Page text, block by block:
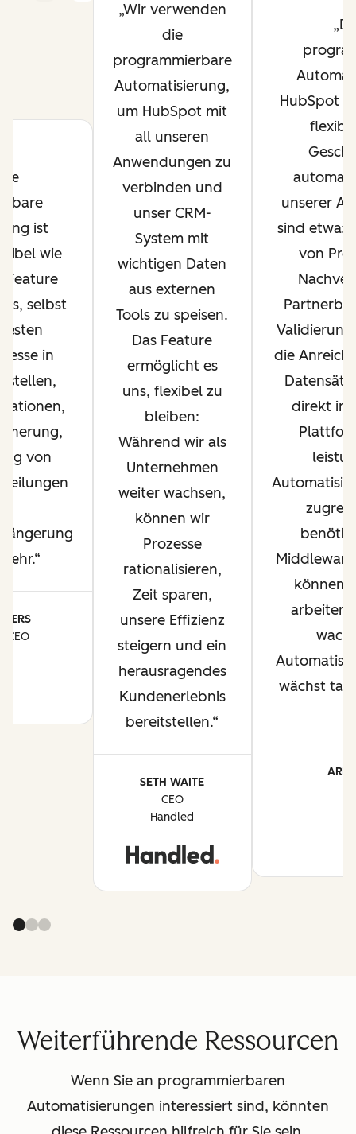
ist
wie
Feature
selbst
in
von
CEO
Wir verwenden
die
programmierbare
Automatisierung,
um HubSpot mit
all unseren
Anwendungen zu
verbinden und
unser CRM-
System mit
wichtigen Daten
aus externen
Tools zu speisen.
Das Feature
ermöglicht es
uns, flexibel zu
bleiben:
Während wir als
Unternehmen
weiter wachsen,
können wir
Prozesse
rationalisieren,
Zeit sparen,
unsere Effizienz
steigern und ein
herausragendes
Kundenerlebnis
bereitstellen.
SETH WAITE
CEO
Handled
HubSpot
unserer
sind etwa:
von
die
direkt in
können
arbeiten
wächst
Weiterführende Ressourcen
Wenn Sie an programmierbaren
Automatisierungen interessiert sind, könnten